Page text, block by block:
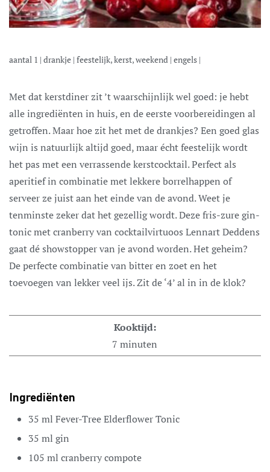
aantal 1 | drankje | feestelijk, kerst, weekend | engels |
Met dat kerstdiner zit ’t waarschijnlijk wel goed: je hebt
alle ingrediënten in huis, en de eerste voorbereidingen al
getroffen. Maar hoe zit het met de drankjes? Een goed glas
wijn is natuurlijk altijd goed, maar écht feestelijk wordt
het pas met een verrassende kerstcocktail. Perfect als
aperitief in combinatie met lekkere borrelhappen of
serveer ze juist aan het einde van de avond. Weet je
tenminste zeker dat het gezellig wordt. Deze fris-zure gin-
tonic met cranberry van cocktailvirtuoos Lennart Deddens
gaat dé showstopper van je avond worden. Het geheim?
De perfecte combinatie van bitter en zoet en het
toevoegen van lekker veel ijs. Zit de ‘4’ al in in de klok?
Kooktijd:
7 minuten
Ingrediënten
35 ml Fever-Tree Elderflower Tonic
35 ml gin
105 ml cranberry compote